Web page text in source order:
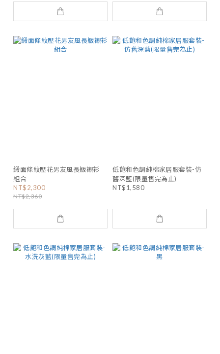
緞面條紋壓花男友風長版襯衫
組合
NT$2,300
NT$2,360
低飽和色調純棉家居服套裝-仿
舊深藍(限量售完為止)
NT$1,580